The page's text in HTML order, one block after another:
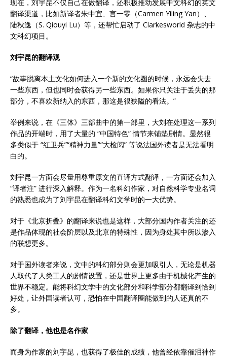
现在，刘宇昆不仅自己在做翻译，还积极推动发展中文科幻的英文
翻译渠道，比如新译者朱中宜、言一零（Carmen Yiling Yan）、
陆秋逸（S. Qiouyi Lu）等，还帮忙启动了 Clarkesworld 杂志的中
文科幻项目。
刘宇昆的翻译观
“故事脱离本土文化如何进入一个新的文化圈的时候，永远会失去
一些东西，但也同时会获得另一些东西。如果你只关注于丢失的那
部分，不喜欢新纳入的东西，那这是很狭隘的看法。”
举例来说，在《三体》三部曲中的第一部里，大刘在处理这一系列
作品的开端时，用了大量的 “中国特色” 情节来铺垫剧情。显然很
多类似于 “红卫兵”“精神力量”“大检阅” 等说法国外读者是无法看明
白的。
刘宇昆一方面会尽量用尊重原文的直译方式翻译，一方面还会加入
“译者注” 进行深入解释。作为一名科幻作家，对自然科学专业名词
的熟悉也成为了刘宇昆在翻译科幻文学时的一大优势。
对于《北京折叠》的翻译来说也是这样，大部分国内作者关注的还
是作品体现的社会阶层以及北京的特殊性，因为身处其中所以渗入
的联想更多。
对于国外读者来说，文中的科幻部分则会更加吸引人，无论是机器
人取代了人类工人的剧情设置，还是世界上更多由于机械化产生的
世界不稳定。能将科幻文学中的文化部分和科学部分都翻译到恰到
好处，让外国读者认可，恐怕在中国翻译圈能做到的人还真的不
多。
除了翻译，他也是名作家
而身为作家的刘宇昆，也获得了极佳的成绩，他曾经依靠催泪神作